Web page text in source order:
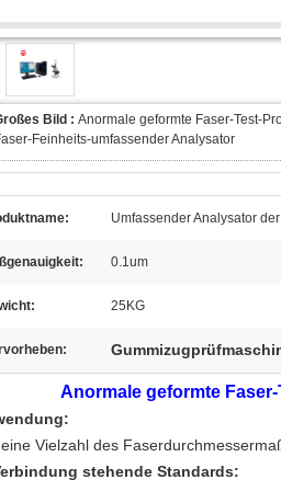
Bild : Anormale geformte Faser-Test-
Feinheits-umfassender Analysator
Umfassender Analysator
0.1um
25KG
Anormale geformte
Vielzahl des
stehende Standards: